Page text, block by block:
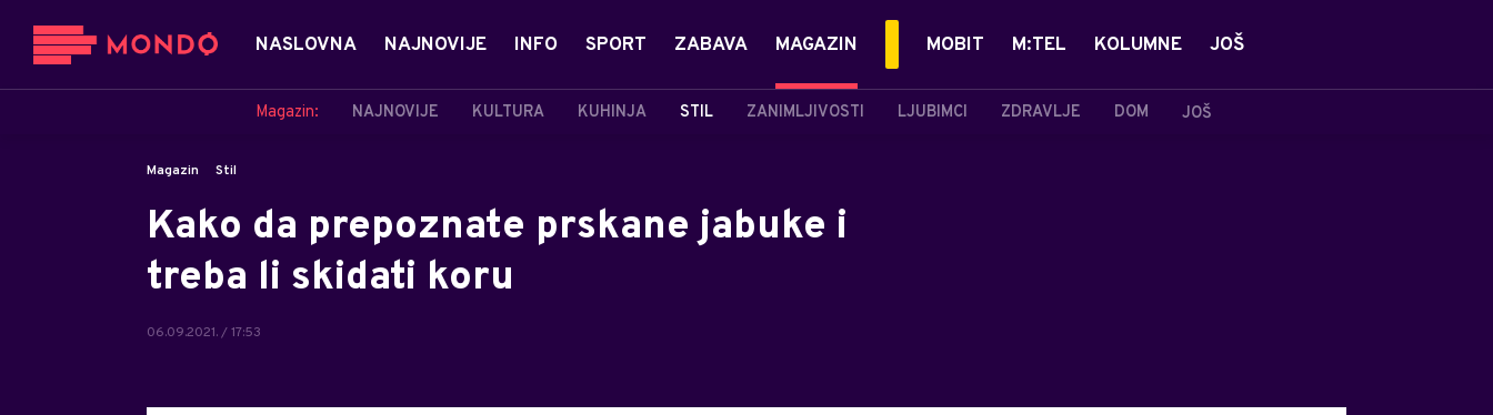
NASLOVNA NAJNOVIJE INFO SPORT ZABAVA MAGAZIN
Magazin: NAJNOVIJE KULTURA KUHINJA STIL ZANIMLJIVOSTI LJUBIMCI ZDRAVLJE DOM JOŠ
MOBIT M:TEL KOLUMNE JOŠ
Magazin Stil
Kako da prepoznate prskane jabuke i
treba li skidati koru
06.09.2021. / 17:53